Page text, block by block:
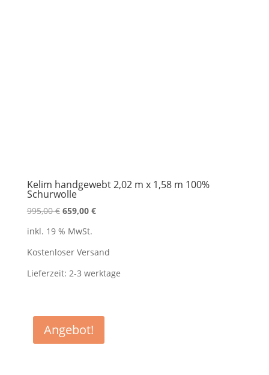
Kelim handgewebt 2,02 m x 1,58 m 100%
Schurwolle
995,00€ Ursprünglicher
war:
995,00 €
659,00 €Aktueller
659,00 €.
inkl. 19 % MwSt.
Kostenloser Versand
Lieferzeit: 2-3 werktage
Angebot!